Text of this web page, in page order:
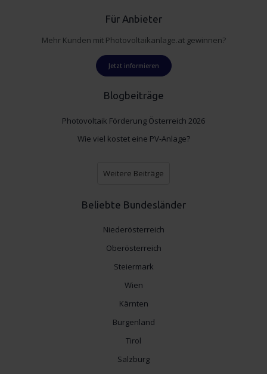
Für Anbieter
Mehr Kunden mit Photovoltaikanlage.at gewinnen?
Jetzt informieren
Blogbeiträge
Photovoltaik Förderung Österreich 2026
Wie viel kostet eine PV-Anlage?
Weitere Beiträge
Beliebte Bundesländer
Niederösterreich
Oberösterreich
Steiermark
Wien
Kärnten
Burgenland
Tirol
Salzburg